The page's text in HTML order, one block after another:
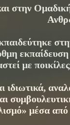
στην
με
ιδιωτικά,
μέσα από